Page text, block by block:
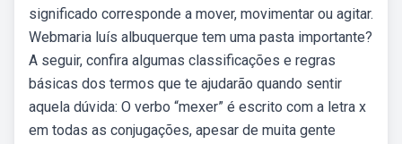
significado corresponde a mover, movimentar ou agitar.
Webmaria luís albuquerque tem uma pasta importante?
A seguir, confira algumas classificações e regras
básicas dos termos que te ajudarão quando sentir
aquela dúvida: O verbo “mexer” é escrito com a letra x
em todas as conjugações, apesar de muita gente